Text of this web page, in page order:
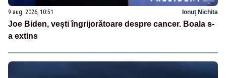
9 aug. 2026, 10:51 Ionuț Nichita
Joe Biden, vești îngrijorătoare despre cancer. Boala s-
a extins